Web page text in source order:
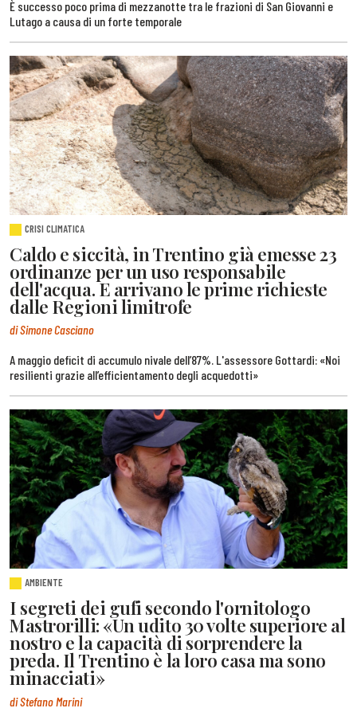
È successo poco prima di mezzanotte tra le frazioni di San Giovanni e
Lutago a causa di un forte temporale
CRISI CLIMATICA
Caldo e siccità, in Trentino già emesse 23
ordinanze per un uso responsabile
dell'acqua. E arrivano le prime richieste
dalle Regioni limitrofe
di Simone Casciano
A maggio deficit di accumulo nivale dell’87%. L'assessore Gottardi: «Noi
resilienti grazie all’efficientamento degli acquedotti»
AMBIENTE
I segreti dei gufi secondo l'ornitologo
Mastrorilli: «Un udito 30 volte superiore al
nostro e la capacità di sorprendere la
preda. Il Trentino è la loro casa ma sono
minacciati»
di Stefano Marini